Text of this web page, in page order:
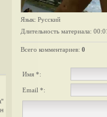
Язык: Русский
Длительность материала:
Всего комментариев: 0
Имя *:
Email *: